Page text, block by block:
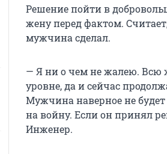
Решение пойти в
жену перед фактом.
мужчина сделал.
— Я ни о чем не жалею. Всю
уровне, да и сейчас
Мужчина наверное не
на войну. Если он принял
Инженер.